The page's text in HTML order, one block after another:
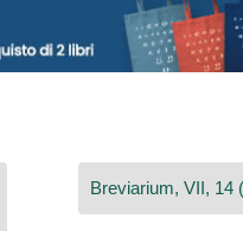
Breviarium, VII, 14